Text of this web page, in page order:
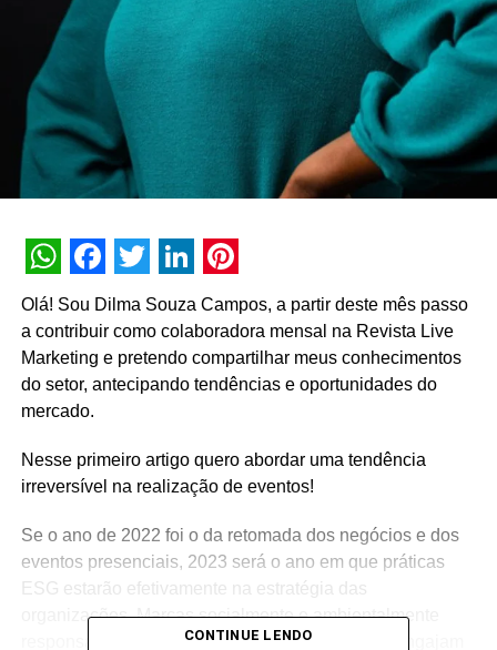
WhatsApp
Facebook
Twitter
LinkedIn
Pinterest
Olá! Sou Dilma Souza Campos, a partir deste mês passo
a contribuir como colaboradora mensal na Revista Live
Marketing e pretendo compartilhar meus conhecimentos
do setor, antecipando tendências e oportunidades do
mercado.
Nesse primeiro artigo quero abordar uma tendência
irreversível na realização de eventos!
Se o ano de 2022 foi o da retomada dos negócios e dos
eventos presenciais, 2023 será o ano em que práticas
ESG estarão efetivamente na estratégia das
organizações. Marcas socialmente e ambientalmente
responsáveis se diferenciam dos concorrentes, engajam
CONTINUE LENDO